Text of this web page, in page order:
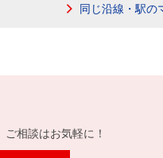
同じ沿線・駅の
相談はお気軽に！